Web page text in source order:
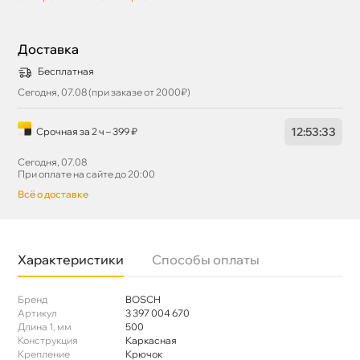
Доставка
Бесплатная
Сегодня, 07.08 (при заказе от 2000₽)
Срочная за 2 ч – 399 ₽ 12:53:32
Сегодня, 07.08
При оплате на сайте до 20:00
сё о доставке
Характеристики Способы оплаты
Бренд
BOSCH
Артикул
3 397 004 670
Длина 1, мм
500
Конструкция
Каркасная
Крепление
Крючок